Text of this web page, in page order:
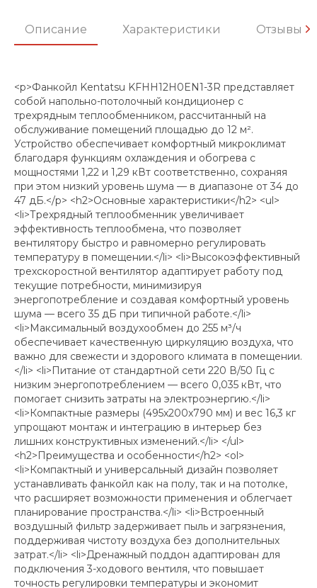
Описание Характеристики Отзывы
<p>Фанкойл Kentatsu KFHH12H0EN1-3R представляет
собой напольно-потолочный кондиционер с
трехрядным теплообменником, рассчитанный на
обслуживание помещений площадью до 12 м².
Устройство обеспечивает комфортный микроклимат
благодаря функциям охлаждения и обогрева с
мощностями 1,22 и 1,29 кВт соответственно, сохраняя
при этом низкий уровень шума — в диапазоне от 34 до
47 дБ.</p> <h2>Основные характеристики</h2> <ul>
<li>Трехрядный теплообменник увеличивает
эффективность теплообмена, что позволяет
вентилятору быстро и равномерно регулировать
температуру в помещении.</li> <li>Высокоэффективный
трехскоростной вентилятор адаптирует работу под
текущие потребности, минимизируя
энергопотребление и создавая комфортный уровень
шума — всего 35 дБ при типичной работе.</li>
<li>Максимальный воздухообмен до 255 м³/ч
обеспечивает качественную циркуляцию воздуха, что
важно для свежести и здорового климата в помещении.
</li> <li>Питание от стандартной сети 220 В/50 Гц с
низким энергопотреблением — всего 0,035 кВт, что
помогает снизить затраты на электроэнергию.</li>
<li>Компактные размеры (495x200x790 мм) и вес 16,3 кг
упрощают монтаж и интеграцию в интерьер без
лишних конструктивных изменений.</li> </ul>
<h2>Преимущества и особенности</h2> <ol>
<li>Компактный и универсальный дизайн позволяет
устанавливать фанкойл как на полу, так и на потолке,
что расширяет возможности применения и облегчает
планирование пространства.</li> <li>Встроенный
воздушный фильтр задерживает пыль и загрязнения,
поддерживая чистоту воздуха без дополнительных
затрат.</li> <li>Дренажный поддон адаптирован для
подключения 3-ходового вентиля, что повышает
точность регулировки температуры и экономит